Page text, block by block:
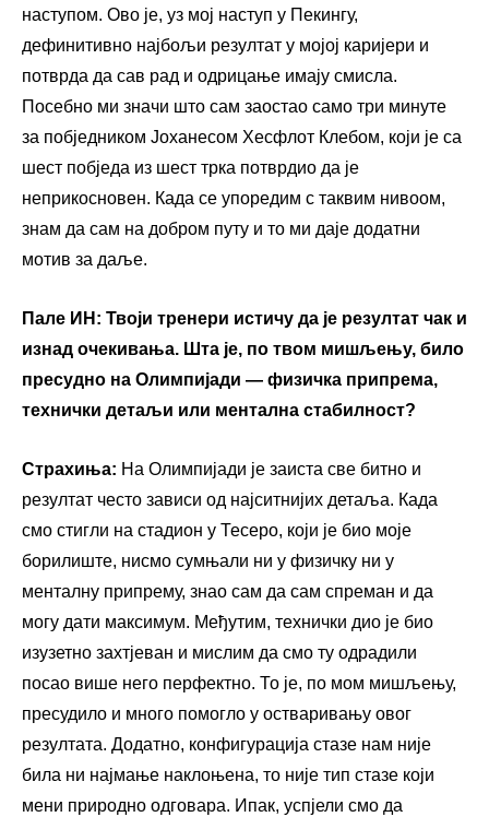
наступом. Ово је, уз мој наступ у Пекингу,
дефинитивно најбољи резултат у мојој каријери и
потврда да сав рад и одрицање имају смисла.
Посебно ми значи што сам заостао само три минуте
за побједником Јоханесом Хесфлот Клебом, који је са
шест побједа из шест трка потврдио да је
неприкосновен. Када се упоредим с таквим нивоом,
знам да сам на добром путу и то ми даје додатни
мотив за даље.
Пале ИН: Твоји тренери истичу да је резултат чак и
изнад очекивања. Шта је, по твом мишљењу, било
пресудно на Олимпијади — физичка припрема,
технички детаљи или ментална стабилност?
Страхиња: На Олимпијади је заиста све битно и
резултат често зависи од најситнијих детаља. Када
смо стигли на стадион у Тесеро, који је био моје
борилиште, нисмо сумњали ни у физичку ни у
менталну припрему, знао сам да сам спреман и да
могу дати максимум. Међутим, технички дио је био
изузетно захтјеван и мислим да смо ту одрадили
посао више него перфектно. То је, по мом мишљењу,
пресудило и много помогло у остваривању овог
резултата. Додатно, конфигурација стазе нам није
била ни најмање наклоњена, то није тип стазе који
мени природно одговара. Ипак, успјели смо да